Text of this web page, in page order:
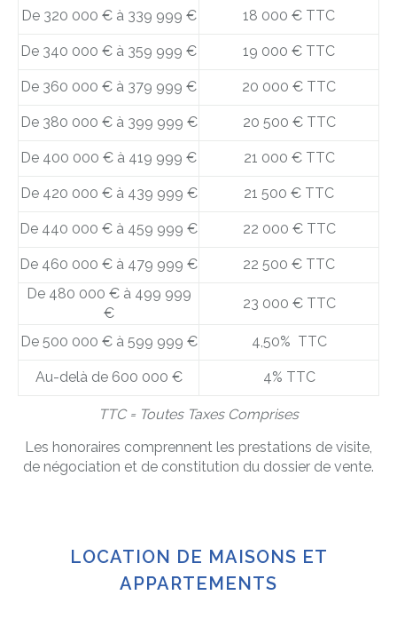
De 320 000 € à 339 999 € 18 000 € TTC
De 340 000 € à 359 999 € 19 000 € TTC
De 360 000 € à 379 999 € 20 000 € TTC
De 380 000 € à 399 999 € 20 500 € TTC
De 400 000 € à 419 999 € 21 000 € TTC
De 420 000 € à 439 999 € 21 500 € TTC
De 440 000 € à 459 999 € 22 000 € TTC
De 460 000 € à 479 999 €
22 500 € TTC
De 480 000 € à 499 999
€
23 000 € TTC
De 500 000 € à 599 999 € 4,50% TTC
Au-delà de 600 000 € 4% TTC
TTC = Toutes Taxes Comprises
Les honoraires comprennent les prestations de visite,
de négociation et de constitution du dossier de vente.
LOCATION DE MAISONS ET
APPARTEMENTS